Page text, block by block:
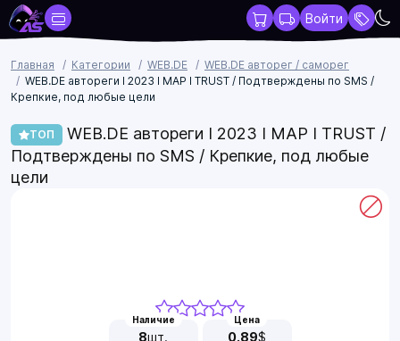
Войти
Главная Категории WEB.DE
WEB.DE авторег / саморег
WEB.DE автореги I 2023 I MAP I TRUST / Подтверждены по SMS /
Крепкие, под любые цели
ТОП
WEB.DE автореги I 2023 I MAP I TRUST /
Подтверждены по SMS / Крепкие, под любые
цели
Наличие
8шт.
Цена
0.89$